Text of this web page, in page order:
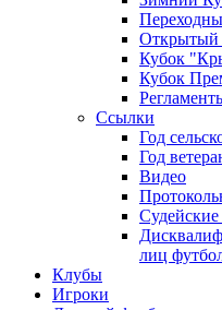
Кубок
Кубок
Ссылки
Год
Год
Видео
Судейские
лиц
Клубы
Игроки